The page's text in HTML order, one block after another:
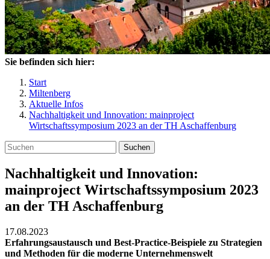
Sie befinden sich hier:
Start
Miltenberg
Aktuelle Infos
Nachhaltigkeit und Innovation: mainproject
Wirtschaftssymposium 2023 an der TH Aschaffenburg
Suchen
Nachhaltigkeit und Innovation:
mainproject Wirtschaftssymposium 2023
an der TH Aschaffenburg
17.08.2023
Erfahrungsaustausch und Best-Practice-Beispiele zu Strategien
und Methoden für die moderne Unternehmenswelt